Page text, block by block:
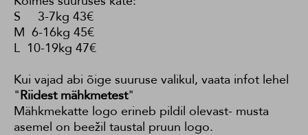
S 3-7kg 43€
M 6-16kg 45€
L 10-19kg 47€
Kui vajad abi õige suuruse valikul, vaata infot lehel
"Riidest mähkmetest"
Mähkmekatte logo erineb pildil olevast- musta
asemel on beežil taustal pruun logo.